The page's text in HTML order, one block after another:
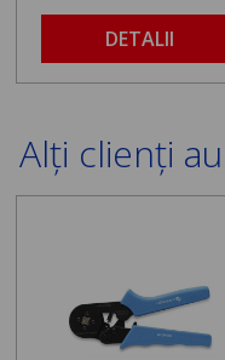
DETALII
Alți clienți